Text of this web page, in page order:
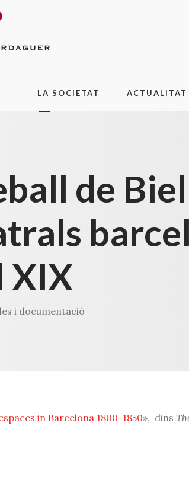
LA SOCIETAT ACTUALITAT
de
XIX
i documentació
in Barcelona 1800-1850», dins